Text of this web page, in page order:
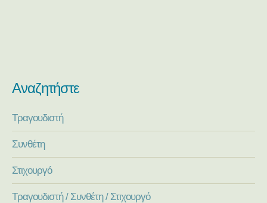
Αναζητήστε
Τραγουδιστή
Συνθέτη
Στιχουργό
Τραγουδιστή / Συνθέτη / Στιχουργό